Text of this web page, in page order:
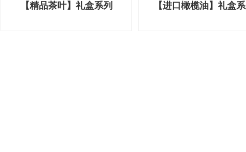
【精品茶叶】礼盒系列 【进口橄榄油】礼盒